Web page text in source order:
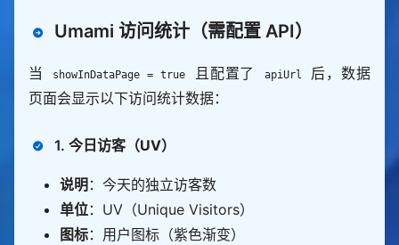
Umami 访问统计（需配置 API）
当 showInDataPage = true 且配置了 apiUrl
后，数据
页面会显示以下访问统计数据：
1. 今日访客（UV）
说明 ：今天的独立访客数
单位：UV（Unique Visitors）
图标：用户图标（紫色渐变）